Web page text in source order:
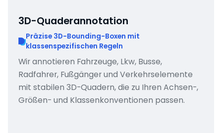
3D-Quaderannotation
Präzise 3D-Bounding-Boxen mit
klassenspezifischen Regeln
Wir annotieren Fahrzeuge, Lkw, Busse,
Radfahrer, Fußgänger und Verkehrselemente
mit stabilen 3D-Quadern, die zu Ihren Achsen-,
Größen- und Klassenkonventionen passen.